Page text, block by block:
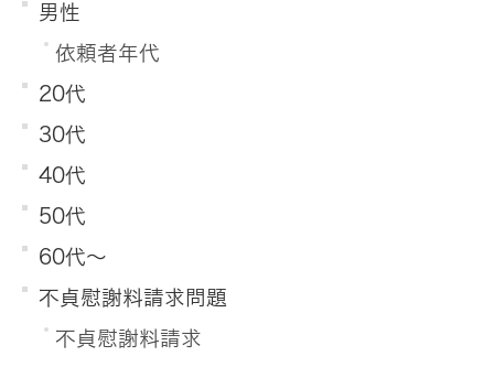
男性
依頼者年代
20代
30代
40代
50代
60代～
不貞慰謝料請求問題
不貞慰謝料請求